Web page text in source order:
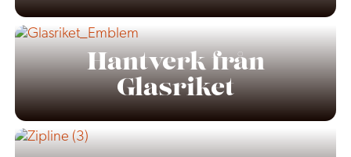
Hantverk från
Glasriket